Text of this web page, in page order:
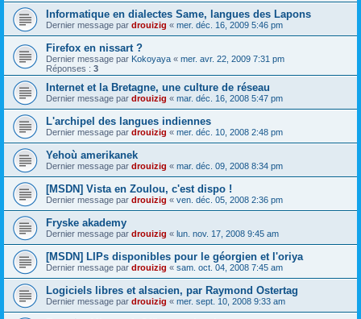
Informatique en dialectes Same, langues des Lapons
Dernier message par drouizig « mer. déc. 16, 2009 5:46 pm
Firefox en nissart ?
Dernier message par Kokoyaya « mer. avr. 22, 2009 7:31 pm
Réponses : 3
Internet et la Bretagne, une culture de réseau
Dernier message par drouizig « mar. déc. 16, 2008 5:47 pm
L'archipel des langues indiennes
Dernier message par drouizig « mer. déc. 10, 2008 2:48 pm
Yehoù amerikanek
Dernier message par drouizig « mar. déc. 09, 2008 8:34 pm
[MSDN] Vista en Zoulou, c'est dispo !
Dernier message par drouizig « ven. déc. 05, 2008 2:36 pm
Fryske akademy
Dernier message par drouizig « lun. nov. 17, 2008 9:45 am
[MSDN] LIPs disponibles pour le géorgien et l'oriya
Dernier message par drouizig « sam. oct. 04, 2008 7:45 am
Logiciels libres et alsacien, par Raymond Ostertag
Dernier message par drouizig « mer. sept. 10, 2008 9:33 am